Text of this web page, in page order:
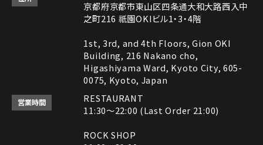
京都府京都市東山区四条通大和大路西入中
之町216 祇園OKIビル1・3・4階
1st, 3rd, and 4th Floors, Gion OKI
Building, 216 Nakano cho,
Higashiyama Ward, Kyoto City, 605-
0075, Kyoto, Japan
営業時間
RESTAURANT
11:30～22:00 (Last Order 21:00)
ROCK SHOP